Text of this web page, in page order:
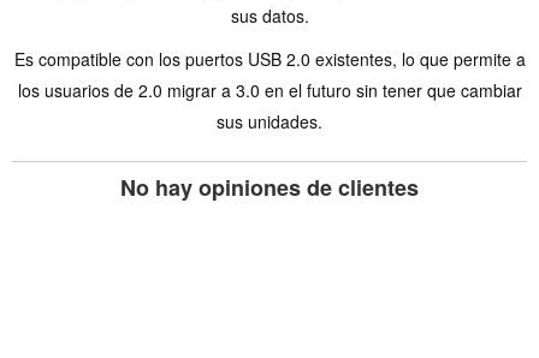
sus datos.
Es compatible con los puertos USB 2.0 existentes, lo que permite a
los usuarios de 2.0 migrar a 3.0 en el futuro sin tener que cambiar
sus unidades.
No hay opiniones de clientes